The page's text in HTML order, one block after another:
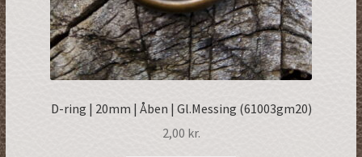
D-ring | 20mm | Åben | Gl.Messing (61003gm20)
2,00 kr.